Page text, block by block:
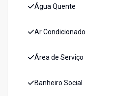
Água Quente
Ar Condicionado
Área de Serviço
Banheiro Social